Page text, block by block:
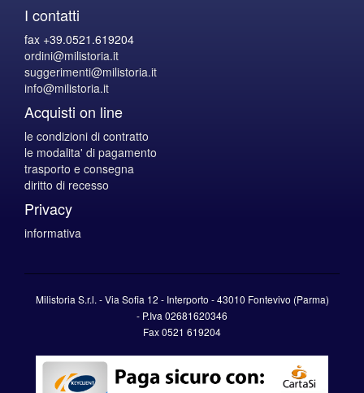
I contatti
fax +39.0521.619204
ordini@milistoria.it
suggerimenti@milistoria.it
info@milistoria.it
Acquisti on line
le condizioni di contratto
le modalita' di pagamento
trasporto e consegna
diritto di recesso
Privacy
informativa
Milistoria S.r.l. - Via Sofia 12 - Interporto - 43010 Fontevivo (Parma)
- P.Iva 02681620346
Fax 0521 619204